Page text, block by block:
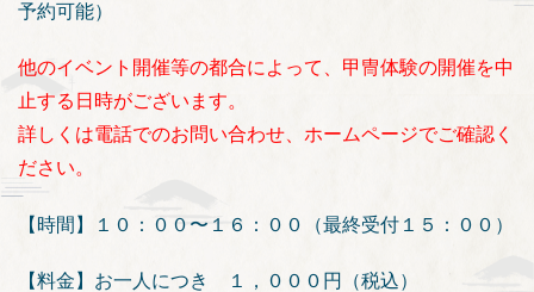
予約可能）
他のイベント開催等の都合によって、甲冑体験の開催を中
止する日時がございます。
詳しくは電話でのお問い合わせ、ホームページでご確認く
ださい。
【時間】１０：００〜１６：００（最終受付１５：００）
【料金】お一人につき １，０００円（税込）